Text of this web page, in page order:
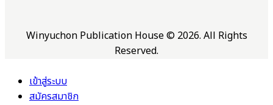
Winyuchon Publication House © 2026. All Rights
Reserved.
เข้าสู่ระบบ
สมัครสมาชิก